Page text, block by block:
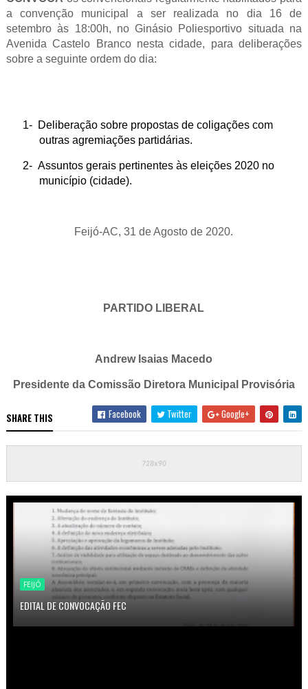
a convenção municipal a ser realizada no dia 16 de
setembro às 18:00h, no Ginásio Poliesportivo situada na
Avenida Castelo Branco nesta cidade, para deliberações
sobre a seguinte ordem do dia:
1- Deliberação sobre propostas de coligações com
outras agremiações partidárias.
2- Assuntos gerais pertinentes às eleições 2020 no
município (cidade).
Feijó-AC, 31 de Agosto de 2020.
PARTIDO LIBERAL
Andrew Isaias Macedo
Presidente da Comissão Diretora Municipal Provisória
SHARE THIS Facebook Twitter Google+
FEIJÓ
EDITAL DE CONVOCAÇÃO FEC